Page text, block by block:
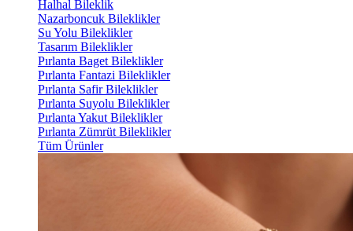
Halhal Bileklik
Nazarboncuk Bileklikler
Su Yolu Bileklikler
Tasarım Bileklikler
Pırlanta Baget Bileklikler
Pırlanta Fantazi Bileklikler
Pırlanta Safir Bileklikler
Pırlanta Suyolu Bileklikler
Pırlanta Yakut Bileklikler
Pırlanta Zümrüt Bileklikler
Tüm Ürünler